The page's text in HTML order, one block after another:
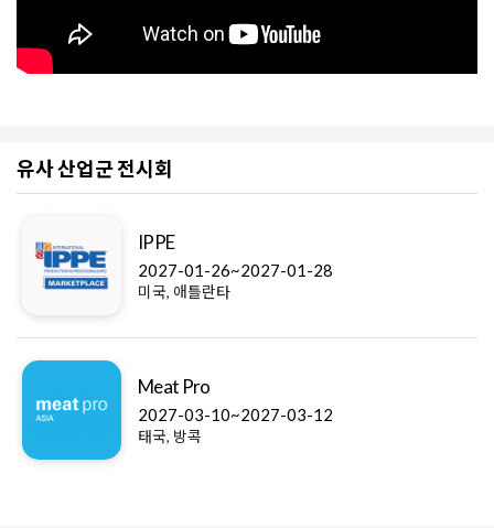
유사 산업군 전시회
IPPE
2027-01-26~2027-01-28
미국, 애틀란타
Meat Pro
2027-03-10~2027-03-12
태국, 방콕